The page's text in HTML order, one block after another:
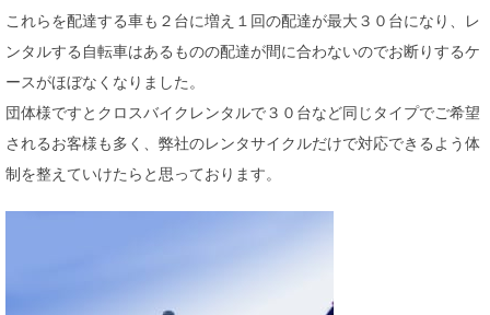
これらを配達する車も２台に増え１回の配達が最大３０台になり、レ
ンタルする自転車はあるものの配達が間に合わないのでお断りするケ
ースがほぼなくなりました。
団体様ですとクロスバイクレンタルで３０台など同じタイプでご希望
されるお客様も多く、弊社のレンタサイクルだけで対応できるよう体
制を整えていけたらと思っております。